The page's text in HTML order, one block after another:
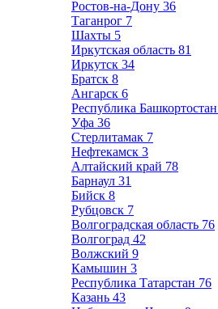
Ростов-на-Дону 36
Таганрог 7
Шахты 5
Иркутская область 81
Иркутск 34
Братск 8
Ангарск 6
Республика Башкортостан
Уфа 36
Стерлитамак 7
Нефтекамск 3
Алтайский край 78
Барнаул 31
Бийск 8
Рубцовск 7
Волгоградская область 76
Волгоград 42
Волжский 9
Камышин 3
Республика Татарстан 76
Казань 43